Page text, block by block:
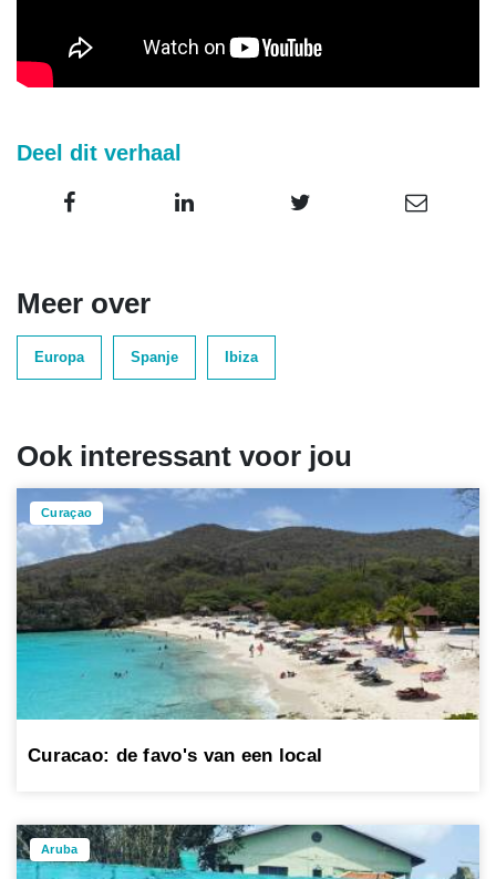
Deel dit verhaal
Meer over
Europa Spanje Ibiza
Ook interessant voor jou
Curaçao
Curacao: de favo's van een local
Aruba